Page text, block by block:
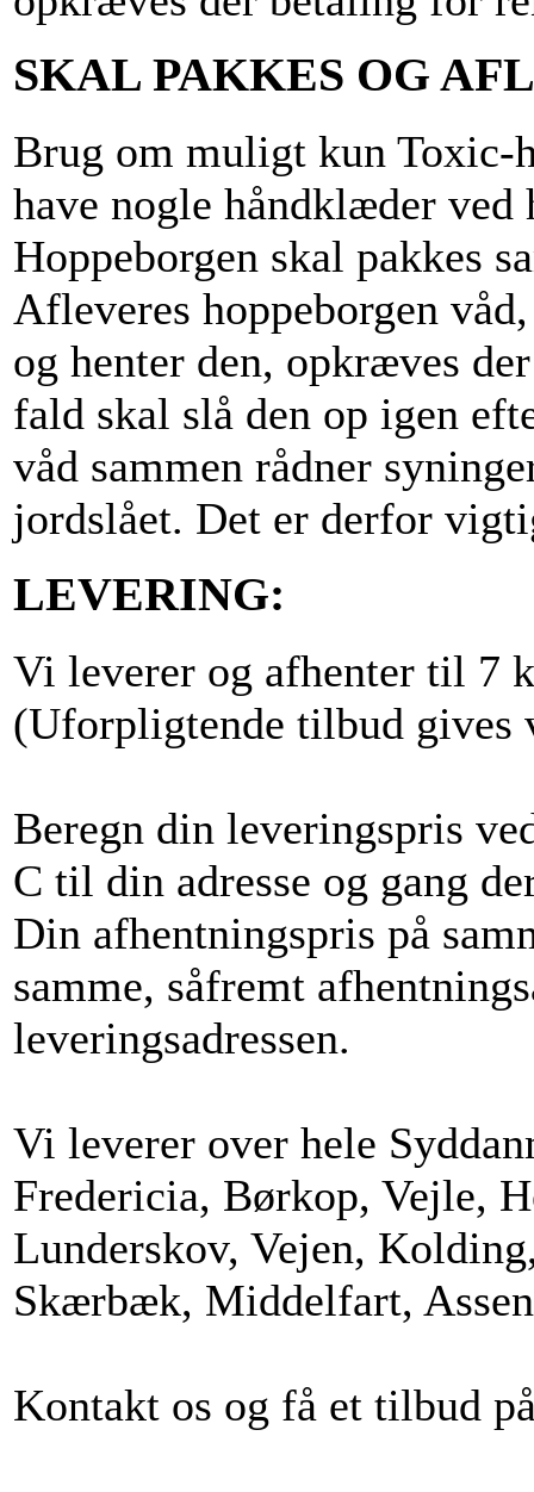
SKAL PAKKES OG
Brug om muligt kun Toxic-
have nogle håndklæder
Hoppeborgen skal pakkes
Afleveres hoppeborgen
og henter den, opkræves
fald skal slå den op igen
våd sammen rådner
jordslået. Det er derfor
LEVERING:
Vi leverer og afhenter til 7
(Uforpligtende tilbud gives
Beregn din leveringspris
C til din adresse og gang
Din afhentningspris på
samme, såfremt
leveringsadressen.
Vi leverer over hele
Fredericia, Børkop, Vejle,
Lunderskov, Vejen,
Skærbæk, Middelfart,
Kontakt os og få et tilbud